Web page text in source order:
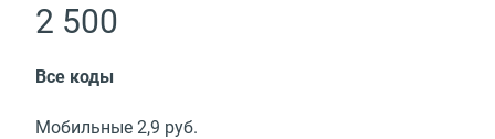
2 500
Все коды
Мобильные 2,9 руб.